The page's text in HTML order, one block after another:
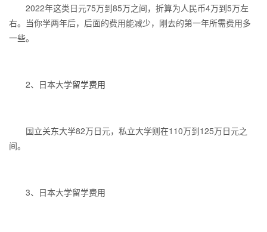
2022年这类日元75万到85万之间，折算为人民币4万到5万左
右。当你学两年后，后面的费用能减少，刚去的第一年所需费用多
一些。
2、日本大学留学费用
国立关东大学82万日元，私立大学则在110万到125万日元之
间。
3、日本大学留学费用